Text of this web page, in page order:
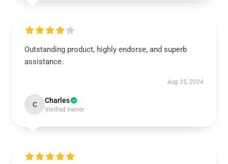
Outstanding product, highly endorse, and superb
assistance.
Aug 25, 2024
C Charles
Verified owner